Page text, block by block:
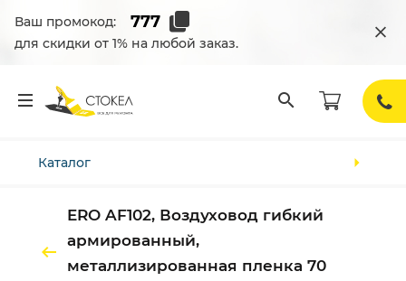
Ваш промокод:
для скидки от 1% на любой заказ.
Каталог
ERO AF102, Воздуховод гибкий
армированный,
металлизированная пленка 70